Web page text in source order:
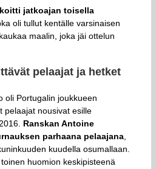
jatkoajan toisella
oli tullut kentälle varsinaisen
maalin, joka jäi ottelun
pelaajat ja hetket
oli Portugalin joukkueen
pelaajat nousivat esille
Ranskan Antoine
parhaana pelaajana,
kuudella osumallaan.
huomion keskipisteenä